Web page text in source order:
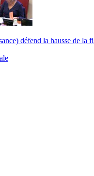
défend la hausse de la